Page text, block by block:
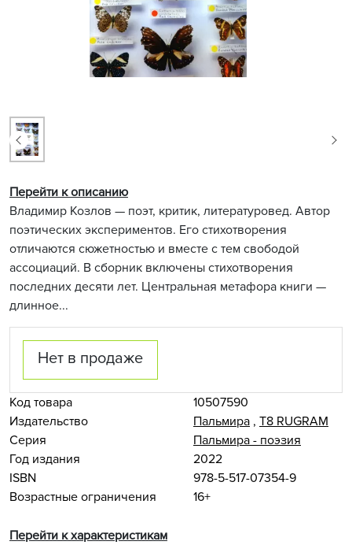
Владимир Козлов — поэт, критик, литературовед. Автор
поэтических экспериментов. Его стихотворения
отличаются сюжетностью и вместе с тем свободой
ассоциаций. В сборник включены стихотворения
последних десяти лет. Центральная метафора книги —
длинное...
Перейти к описанию
Нет в продаже
Код товара
10507590
Издательство
Пальмира , Т8 RUGRAM
Серия
Пальмира - поэзия
Год издания
2022
ISBN
978-5-517-07354-9
Возрастные ограничения
16+
Перейти к характеристикам